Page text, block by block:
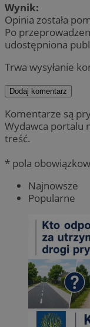
Wynik:
Opinia została
Po
udostępniona
Trwa wysyłanie
Dodaj komentarz
Komentarze są
Wydawca portalu
treść.
* pola
Najnowsze
Popularne